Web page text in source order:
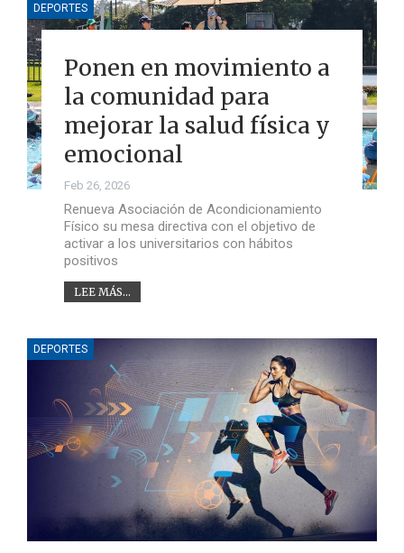
DEPORTES
Ponen en movimiento a
la comunidad para
mejorar la salud física y
emocional
Feb 26, 2026
Renueva Asociación de Acondicionamiento
Físico su mesa directiva con el objetivo de
activar a los universitarios con hábitos
positivos
LEE MÁS...
DEPORTES